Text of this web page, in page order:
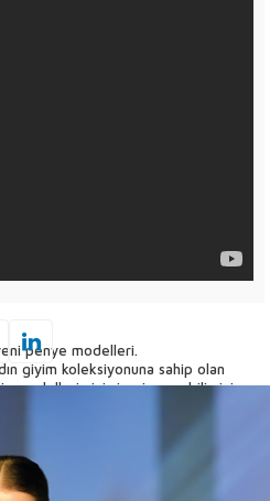
penye modelleri.
giyim koleksiyonuna sahip olan
modellerimizi sipariş verebilirsiniz.
yeni tasarım penye modelleri
kristal taşlar